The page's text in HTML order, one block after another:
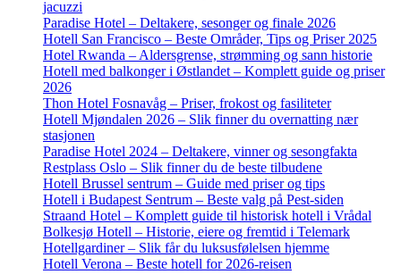
jacuzzi
Paradise Hotel – Deltakere, sesonger og finale 2026
Hotell San Francisco – Beste Områder, Tips og Priser 2025
Hotel Rwanda – Aldersgrense, strømming og sann historie
Hotell med balkonger i Østlandet – Komplett guide og priser
2026
Thon Hotel Fosnavåg – Priser, frokost og fasiliteter
Hotell Mjøndalen 2026 – Slik finner du overnatting nær
stasjonen
Paradise Hotel 2024 – Deltakere, vinner og sesongfakta
Restplass Oslo – Slik finner du de beste tilbudene
Hotell Brussel sentrum – Guide med priser og tips
Hotell i Budapest Sentrum – Beste valg på Pest-siden
Straand Hotel – Komplett guide til historisk hotell i Vrådal
Bolkesjø Hotell – Historie, eiere og fremtid i Telemark
Hotellgardiner – Slik får du luksusfølelsen hjemme
Hotell Verona – Beste hotell for 2026-reisen